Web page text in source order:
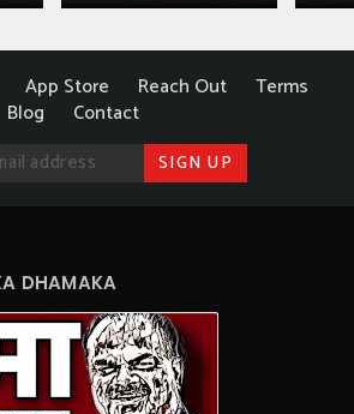
App Store Reach Out
Terms
Blog
Contact
DHAMAKA